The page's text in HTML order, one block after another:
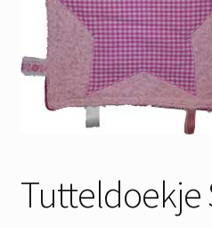
Over Toetie & Zo
Gastenboek
Tutteldoekje